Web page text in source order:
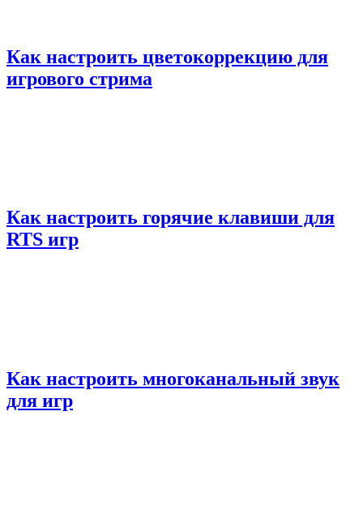
Как настроить цветокоррекцию для
игрового стрима
Как настроить горячие клавиши для
RTS игр
Как настроить многоканальный звук
для игр